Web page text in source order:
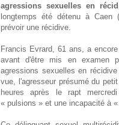
agressions sexuelles en
longtemps été détenu à Caen
prévoir une récidive.
Francis Evrard, 61 ans, a
avant d'être mis en examen
agressions sexuelles en
vue, l'agresseur présumé du
heures après le rapt
« pulsions » et une incapacité à